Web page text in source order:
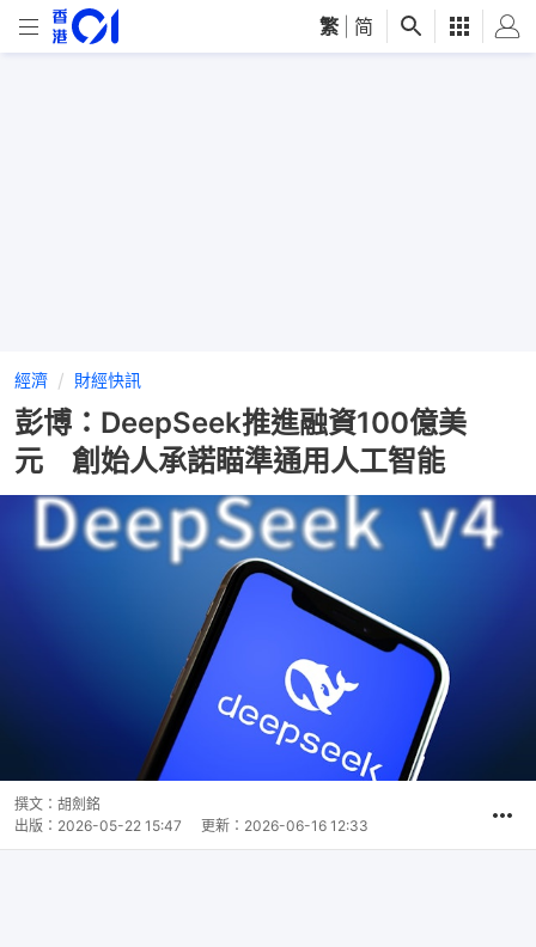
繁 简
經濟 財經快訊
彭博：DeepSeek推進融資100億美
元 創始人承諾瞄準通用人工智能
撰文： 胡劍銘
出版： 2026-05-22 15:47 更新： 2026-06-16 12:33